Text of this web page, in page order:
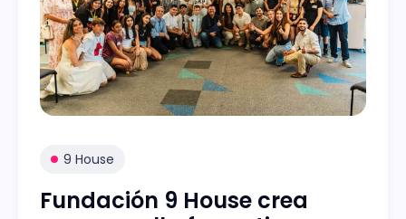
9 House
Fundación 9 House crea